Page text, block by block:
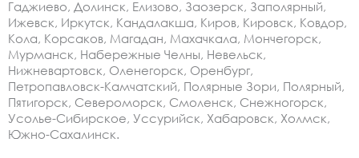
Гаджиево, Долинск, Елизово, Заозерск, Заполярный,
Ижевск, Иркутск, Кандалакша, Киров, Кировск, Ковдор,
Кола, Корсаков, Магадан, Махачкала, Мончегорск,
Мурманск, Набережные Челны, Невельск,
Нижневартовск, Оленегорск, Оренбург,
Петропавловск-Камчатский, Полярные Зори, Полярный,
Пятигорск, Североморск, Смоленск, Снежногорск,
Усолье-Сибирское, Уссурийск, Хабаровск, Холмск,
Южно-Сахалинск.